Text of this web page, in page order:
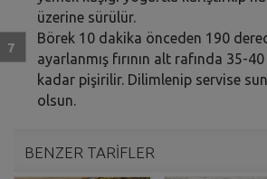
üzerine sürülür.
Börek 10 dakika önceden 190
ayarlanmış fırının alt rafında 35-
kadar pişirilir. Dilimlenip servise
olsun.
BENZER TARİFLER